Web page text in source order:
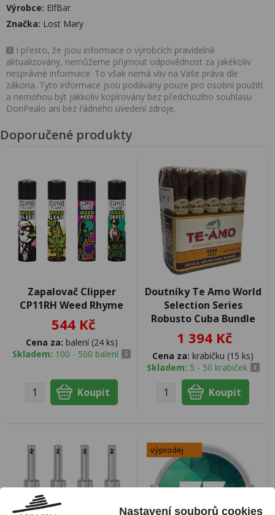
Výrobce: ElfBar
Značka: Lost Mary
I přesto, že jsou informace o výrobcích pravidelně
aktualizovány, nemůžeme přijmout odpovědnost za jakékoliv
nesprávné informace. To však nemá vliv na Vaše práva dle
zákona. Tyto informace jsou podávány pouze pro osobní použití
a nemohou být jakkoliv kopírovány bez předchozího souhlasu
DonPealo ani bez řádného uvedení zdroje.
Doporučené produkty
Zapalovač Clipper
CP11RH Weed Rhyme
544 Kč
Cena za: balení (24 ks)
Skladem: 100 - 500 balení
Doutníky Te Amo World
Selection Series
Robusto Cuba Bundle
1 394 Kč
Cena za: krabičku (15 ks)
Skladem: 5 - 50 krabiček
výprodej
Nastavení souborů cookies